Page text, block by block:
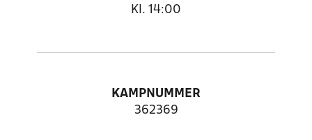
Kl. 14:00
KAMPNUMMER
362369